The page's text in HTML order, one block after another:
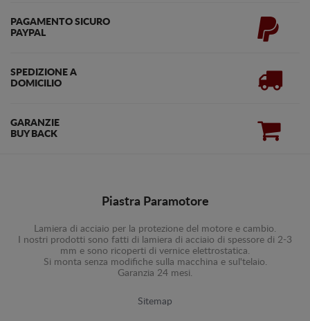
PAGAMENTO SICURO
PAYPAL
SPEDIZIONE A
DOMICILIO
GARANZIE
BUY BACK
Piastra Paramotore
Lamiera di acciaio per la protezione del motore e cambio.
I nostri prodotti sono fatti di lamiera di acciaio di spessore di 2-3
mm e sono ricoperti di vernice elettrostatica.
Si monta senza modifiche sulla macchina e sul'telaio.
Garanzia 24 mesi.
Sitemap